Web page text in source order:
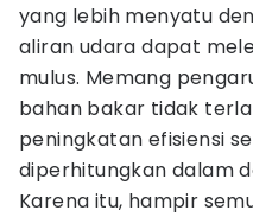
yang lebih menyatu
aliran udara dapat
mulus. Memang
bahan bakar tidak
peningkatan efisiensi
diperhitungkan dalam
Karena itu, hampir